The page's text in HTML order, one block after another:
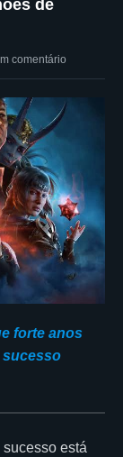
de
comentário
forte anos
sucesso
sucesso está